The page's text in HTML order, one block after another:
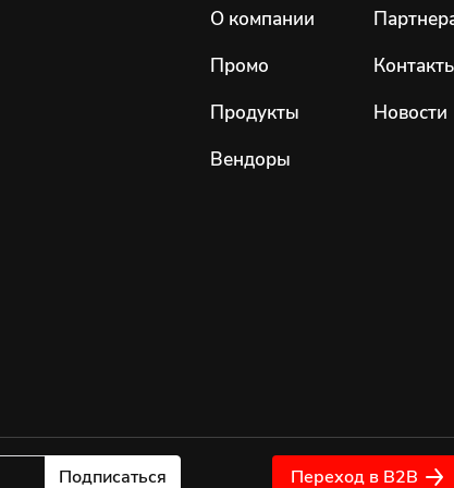
О компании
Промо
Продукты
Вендоры
Новости
Подписаться Переход в B2B